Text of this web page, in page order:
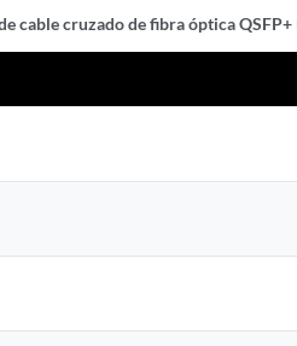
cable cruzado de fibra óptica